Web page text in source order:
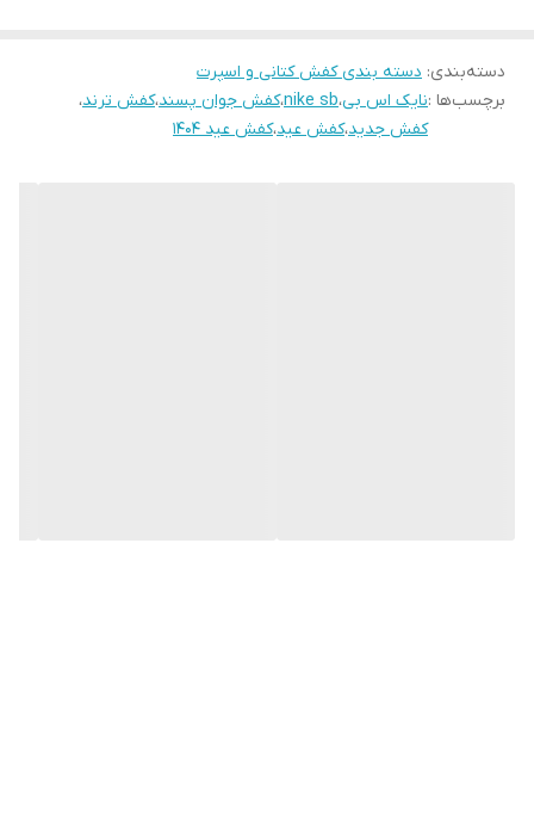
دسته‌بندی: دسته بندی کفش کتانی و اسپرت
برچسب‌ها :نایک اس بی،nike sb،کفش جوان پسند،کفش ترند،
کفش جدید،کفش عید،کفش عید 1404